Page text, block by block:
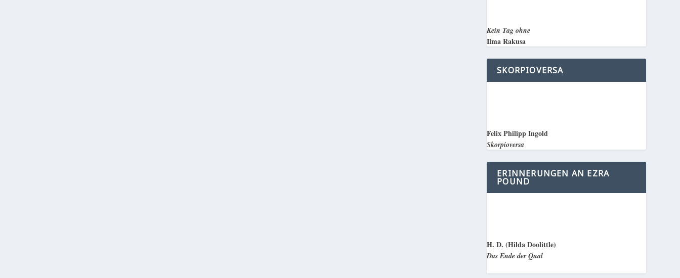
Kein Tag ohne
Ilma Rakusa
SKORPIOVERSA
Felix Philipp Ingold
Skorpioversa
ERINNERUNGEN AN EZRA
POUND
H. D. (Hilda Doolittle)
Das Ende der Qual